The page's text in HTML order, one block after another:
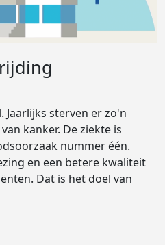
Jaarlijks sterven er zo'n
kanker. De ziekte is
nummer één.
en een betere kwaliteit
Dat is het doel van